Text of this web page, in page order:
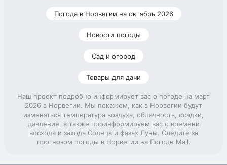
Погода в Норвегии на октябрь 2026
Новости погоды
Сад и огород
Товары для дачи
Наш проект подробно информирует вас о погоде на март
2026 в Норвегии. Мы покажем, как в Норвегии будут
изменяться температура воздуха, облачность, осадки,
давление, а также проинформируем вас о времени
восхода и захода Солнца и фазах Луны. Следите за
прогнозом погоды в Норвегии на Погоде Mail.